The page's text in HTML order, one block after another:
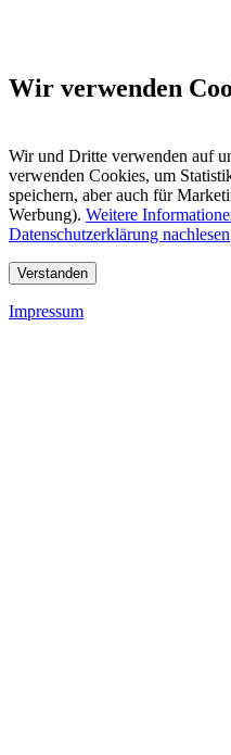
Wir verwenden
Wir und Dritte verwenden auf
verwenden Cookies, um
speichern, aber auch für
Werbung). Weitere
Datenschutzerklärung nachlesen
Verstanden
Impressum